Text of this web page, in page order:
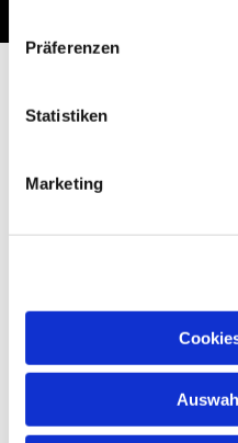
Präferenzen
Statistiken
Marketing